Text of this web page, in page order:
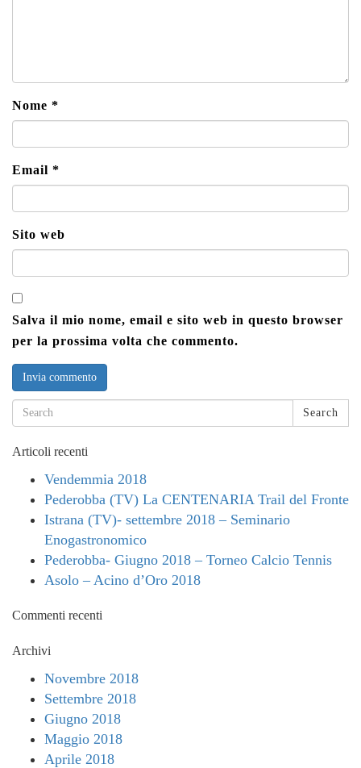
Nome *
Email *
Sito web
Salva il mio nome, email e sito web in questo browser
per la prossima volta che commento.
Search
Articoli recenti
Vendemmia 2018
Pederobba (TV) La CENTENARIA Trail del Fronte
Istrana (TV)- settembre 2018 – Seminario
Enogastronomico
Pederobba- Giugno 2018 – Torneo Calcio Tennis
Asolo – Acino d’Oro 2018
Commenti recenti
Archivi
Novembre 2018
Settembre 2018
Giugno 2018
Maggio 2018
Aprile 2018